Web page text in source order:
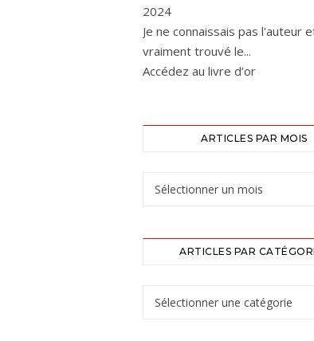
2024
Je ne connaissais pas l'auteur
vraiment trouvé le...
Accédez au livre d’or
ARTICLES PAR MOIS
ARTICLES PAR